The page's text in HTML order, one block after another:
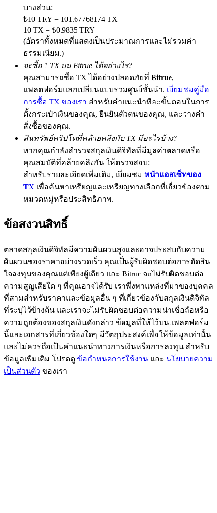
Precious Metals Trading Carnival
Trade Gold & Silver · 33,333 USDT Bonus
USDT New User Exclusive 10% APR
USDT Flexible Staking | Daily Rewards
New Listing Futures Fest
Trade New Futures, Win 200,000 USDT
Crypto World Cup 2026: Grand Finale
กิจกรรมเพิ่มเติม
รับรางวัลและสิทธิพิเศษสุดพิเศษ
ศูนย์รางวัล
บางส่วน:
₺10 TRY = 101.67768174 TX
10 TX = ₺0.9835 TRY
(อัตราทั้งหมดที่แสดงเป็นประมาณการและไม่รวมค่า
ธรรมเนียม.)
จะซื้อ 1 TX บน Bitrue ได้อย่างไร?
คุณสามารถซื้อ TX ได้อย่างปลอดภัยที่ Bitrue,
แพลตฟอร์มแลกเปลี่ยนแบบรวมศูนย์ชั้นนำ. เยี่ยมชมคู่มือ
การซื้อ TX ของเรา สำหรับคำแนะนำทีละขั้นตอนในการ
ตั้งกระเป๋าเงินของคุณ, ยืนยันตัวตนของคุณ, และวางคำ
สั่งซื้อของคุณ.
สินทรัพย์คริปโตที่คล้ายคลึงกับ TX มีอะไรบ้าง?
หากคุณกำลังสำรวจสกุลเงินดิจิทัลที่มีมูลค่าตลาดหรือ
คุณสมบัติที่คล้ายคลึงกัน ให้ตรวจสอบ:
สำหรับรายละเอียดเพิ่มเติม, เยี่ยมชม หน้าแอสเซ็ทของ
TX เพื่อค้นหาเหรียญและเหรียญทางเลือกที่เกี่ยวข้องตาม
หมวดหมู่หรือประสิทธิภาพ.
ข้อสงวนสิทธิ์
ตลาดสกุลเงินดิจิทัลมีความผันผวนสูงและอาจประสบกับความ
ผันผวนของราคาอย่างรวดเร็ว คุณเป็นผู้รับผิดชอบต่อการตัดสิน
ใจลงทุนของคุณแต่เพียงผู้เดียว และ Bitrue จะไม่รับผิดชอบต่อ
ความสูญเสียใด ๆ ที่คุณอาจได้รับ เราพึ่งพาแหล่งที่มาของบุคคล
ที่สามสำหรับราคาและข้อมูลอื่น ๆ ที่เกี่ยวข้องกับสกุลเงินดิจิทัล
ที่ระบุไว้ข้างต้น และเราจะไม่รับผิดชอบต่อความน่าเชื่อถือหรือ
ความถูกต้องของสกุลเงินดังกล่าว ข้อมูลที่ให้ไว้บนแพลตฟอร์ม
นี้และเอกสารที่เกี่ยวข้องใดๆ มีวัตถุประสงค์เพื่อให้ข้อมูลเท่านั้น
และไม่ควรถือเป็นคำแนะนำทางการเงินหรือการลงทุน สำหรับ
ข้อมูลเพิ่มเติม โปรดดู ข้อกำหนดการใช้งาน และ นโยบายความ
เป็นส่วนตัว ของเรา